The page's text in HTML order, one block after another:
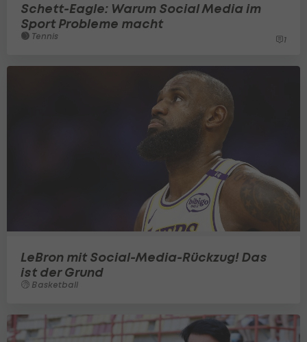
Schett-Eagle: Warum Social Media im
Sport Probleme macht
Tennis 1
LeBron mit Social-Media-Rückzug! Das
ist der Grund
Basketball